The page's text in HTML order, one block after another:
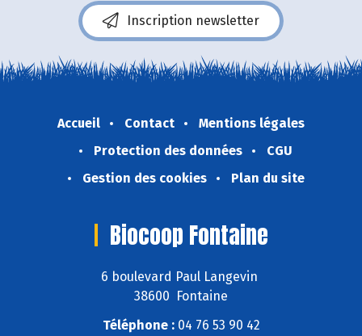
Inscription newsletter
Accueil Contact
Mentions légales
Protection des données
CGU
Gestion des cookies
Plan du site
Biocoop Fontaine
6 boulevard Paul Langevin
38600 Fontaine
Téléphone :04 76 53 90 42